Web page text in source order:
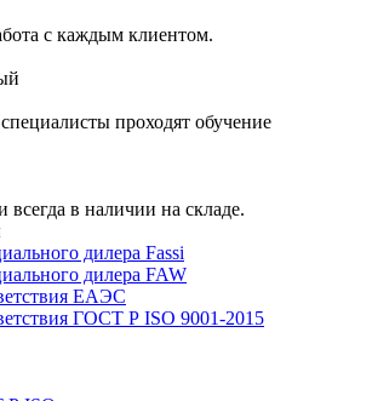
с каждым клиентом.
проходят обучение
в наличии на складе.